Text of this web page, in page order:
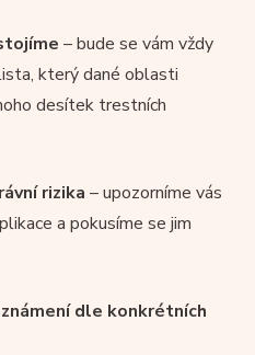
– bude se vám vždy
který dané oblasti
desítek trestních
rizika – upozorníme vás
a pokusíme se jim
dle konkrétních